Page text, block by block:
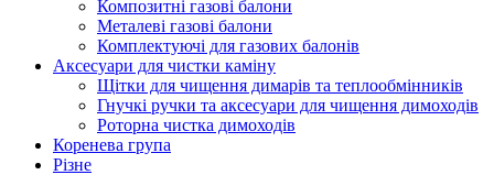
Композитні газові балони
Металеві газові балони
Комплектуючі для газових балонів
Аксесуари для чистки каміну
Щітки для чищення димарів та теплообмінників
Гнучкі ручки та аксесуари для чищення димоходів
Роторна чистка димоходів
Коренева група
Різне